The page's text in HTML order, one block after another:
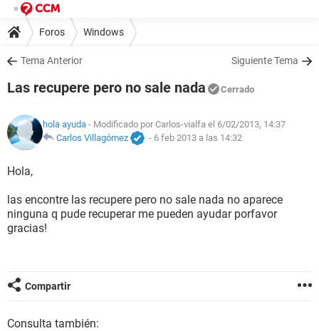
Foros Windows
Tema Anterior Siguiente Tema
Las recupere pero no sale nada Cerrado
hola ayuda - Modificado por Carlos-vialfa el 6/02/2013, 14:37
Carlos Villagómez
- 6 feb 2013 a las 14:32
Hola,
las encontre las recupere pero no sale nada no aparece
ninguna q pude recuperar me pueden ayudar porfavor
gracias!
Compartir
Consulta también: